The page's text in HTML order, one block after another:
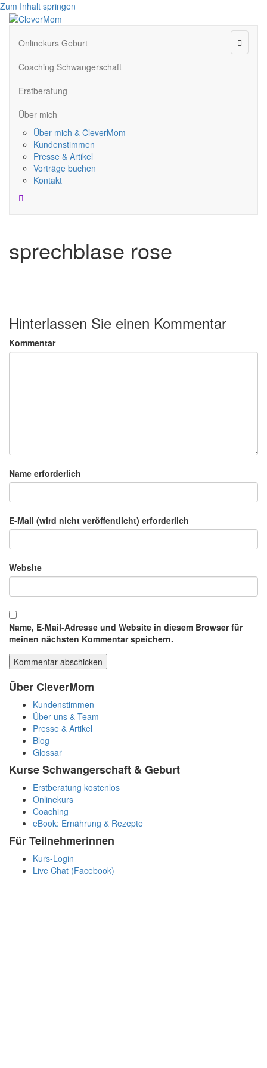
Zum Inhalt springen
Onlinekurs Geburt
Coaching Schwangerschaft
Erstberatung
Über mich
Über mich & CleverMom
Kundenstimmen
Presse & Artikel
Vorträge buchen
Kontakt
sprechblase rose
Hinterlassen Sie einen Kommentar
Kommentar
Name erforderlich
E-Mail (wird nicht veröffentlicht) erforderlich
Website
Name, E-Mail-Adresse und Website in diesem Browser für
meinen nächsten Kommentar speichern.
Über CleverMom
Kundenstimmen
Über uns & Team
Presse & Artikel
Blog
Glossar
Kurse Schwangerschaft & Geburt
Erstberatung kostenlos
Onlinekurs
Coaching
eBook: Ernährung & Rezepte
Für Teilnehmerinnen
Kurs-Login
Live Chat (Facebook)